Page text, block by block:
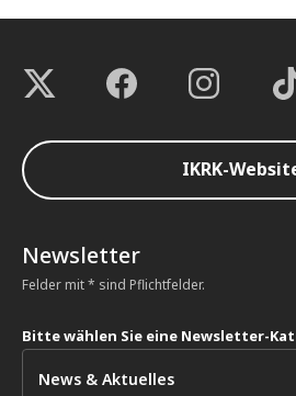
IKRK-
Newsletter
Felder mit * sind Pflichtfelder.
Bitte wählen Sie eine Newsletter-